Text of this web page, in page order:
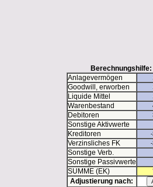
Berechnungshilfe:
Anlagevermögen
Goodwill, erworben
Liquide Mittel
Warenbestand
Debitoren
Sonstige Aktivwerte
Kreditoren
Verzinsliches FK
Sonstige Verb.
Sonstige Passivwerte
SUMME (EK)
Adjustierung nach: